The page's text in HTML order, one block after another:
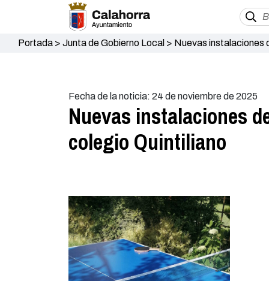
Portada> Junta de Gobierno Local > Nuevas instalaciones
Fecha de la noticia: 24 de noviembre de 2025
Nuevas instalaciones
colegio Quintiliano